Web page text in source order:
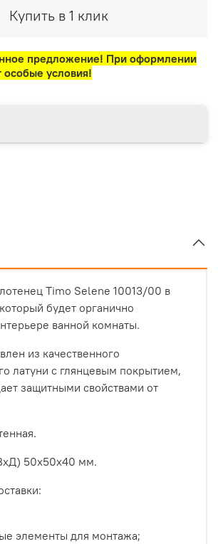
Купить в 1 клик
предложение! При оформлении
особые условия!
Timo Selene 10013/00 в
будет органично
ванной комнаты.
из качественного
латуни с глянцевым покрытием,
защитными свойствами от
50x50x40 мм.
элементы для монтажа;